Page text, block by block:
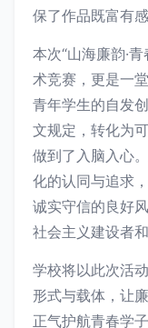
保了作品既富有
本次“山海廉韵·
术竞赛，更是一
青年学生的自发
文规定，转化为
做到了入脑入心
化的认同与追求
诚实守信的良好
社会主义建设者
学校将以此次活
形式与载体，让
正气护航青春学